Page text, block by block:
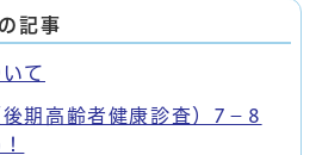
記事
て
期高齢者健康診査）7－8